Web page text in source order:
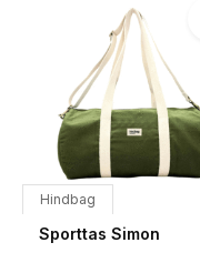
Hindbag
Sporttas Simon